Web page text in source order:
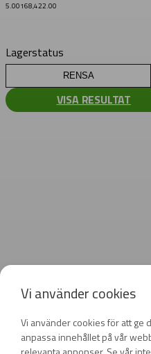
Vi använder cookies
Vi använder cookies för att ge
anpassa innehållet på vår
5.00168,422.00
Lagerstatus
RENSA
VISA RESULTAT